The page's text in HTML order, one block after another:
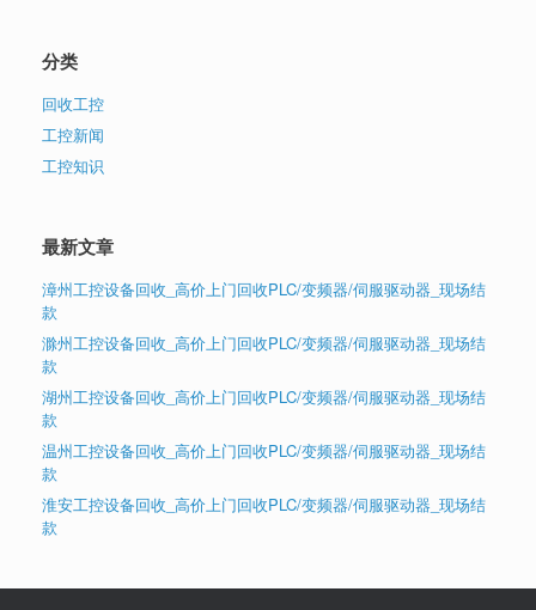
分类
回收工控
工控新闻
工控知识
最新文章
漳州工控设备回收_高价上门回收PLC/变频器/伺服驱动器_现场结
款
滁州工控设备回收_高价上门回收PLC/变频器/伺服驱动器_现场结
款
湖州工控设备回收_高价上门回收PLC/变频器/伺服驱动器_现场结
款
温州工控设备回收_高价上门回收PLC/变频器/伺服驱动器_现场结
款
淮安工控设备回收_高价上门回收PLC/变频器/伺服驱动器_现场结
款